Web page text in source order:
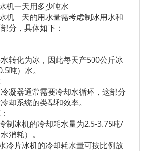
机一天用多少吨水
机一天的用水量需考虑制冰用水和
分，具体如下：
转化为冰，因此每天产500公斤冰
吨）水。
凝器通常需要冷却水循环，这部分
却系统的类型和效率。
制冰机的冷却耗水量为2.5-3.75吨/
消耗）。
冷片冰机的冷却耗水量可按比例放